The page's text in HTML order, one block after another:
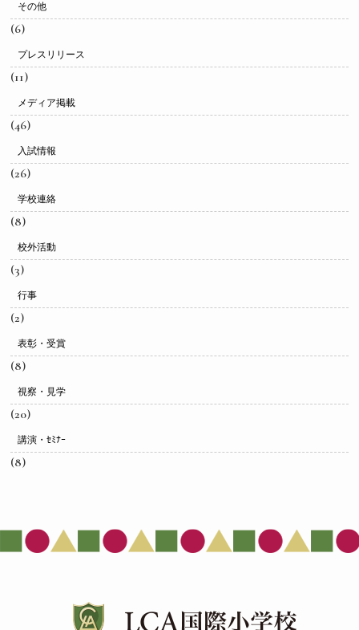
その他
(6)
プレスリリース
(11)
メディア掲載
(46)
入試情報
(26)
学校連絡
(8)
校外活動
(3)
行事
(2)
表彰・受賞
(8)
視察・見学
(20)
講演・ｾﾐﾅｰ
(8)